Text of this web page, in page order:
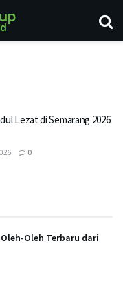
Lezat di Semarang 2026
0
Oleh Terbaru dari